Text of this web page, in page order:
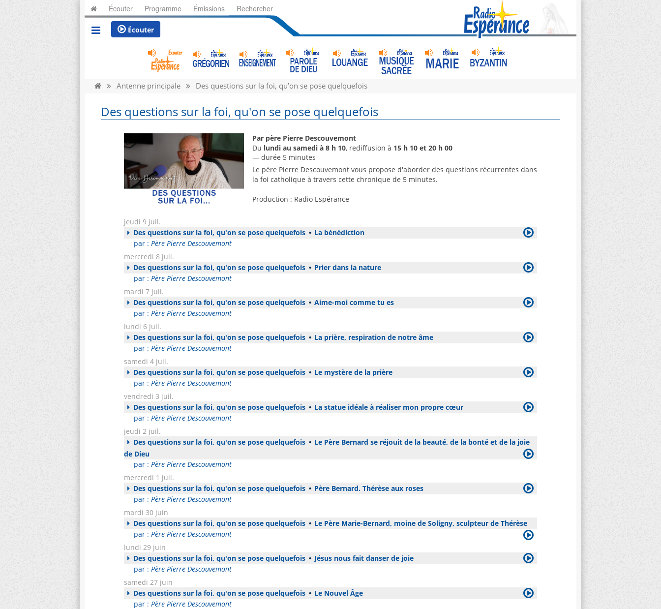
Écouter Programme Émissions Rechercher
Écouter
Antenne principale Des questions sur la foi, qu’on se pose quelquefois
Des questions sur la foi, qu'on se pose quelquefois
Par père Pierre Descouvemont
Du lundi au samedi à 8 h 10, rediffusion à 15 h 10 et 20 h 00
— durée 5 minutes
Le père Pierre Descouvemont vous propose d'aborder des questions récurrentes dans
la foi catholique à travers cette chronique de 5 minutes.
Production : Radio Espérance
jeudi 9 juil.
Des questions sur la foi, qu'on se pose quelquefois • La bénédiction
par : Père Pierre Descouvemont
mercredi 8 juil.
Des questions sur la foi, qu'on se pose quelquefois • Prier dans la nature
par : Père Pierre Descouvemont
mardi 7 juil.
Des questions sur la foi, qu'on se pose quelquefois • Aime-moi comme tu es
par : Père Pierre Descouvemont
lundi 6 juil.
Des questions sur la foi, qu'on se pose quelquefois • La prière, respiration de notre âme
par : Père Pierre Descouvemont
samedi 4 juil.
Des questions sur la foi, qu'on se pose quelquefois • Le mystère de la prière
par : Père Pierre Descouvemont
vendredi 3 juil.
Des questions sur la foi, qu'on se pose quelquefois • La statue idéale à réaliser mon propre cœur
par : Père Pierre Descouvemont
jeudi 2 juil.
Des questions sur la foi, qu'on se pose quelquefois • Le Père Bernard se réjouit de la beauté, de la bonté et de la joie
de Dieu
par : Père Pierre Descouvemont
mercredi 1 juil.
Des questions sur la foi, qu'on se pose quelquefois • Père Bernard. Thérèse aux roses
par : Père Pierre Descouvemont
mardi 30 juin
Des questions sur la foi, qu'on se pose quelquefois • Le Père Marie-Bernard, moine de Soligny, sculpteur de Thérèse
par : Père Pierre Descouvemont
lundi 29 juin
Des questions sur la foi, qu'on se pose quelquefois • Jésus nous fait danser de joie
par : Père Pierre Descouvemont
samedi 27 juin
Des questions sur la foi, qu'on se pose quelquefois • Le Nouvel Âge
par : Père Pierre Descouvemont